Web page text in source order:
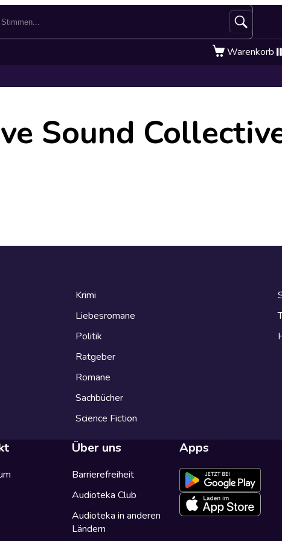
Warenkorb
Sound
Krimi
Liebesromane
Politik
Ratgeber
Romane
Sachbücher
Science Fiction
Über uns
Barrierefreiheit
Audioteka Club
Audioteka in anderen
Ländern
Apps